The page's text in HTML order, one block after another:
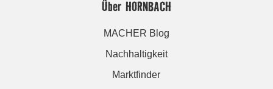
Über HORNBACH
MACHER Blog
Nachhaltigkeit
Marktfinder